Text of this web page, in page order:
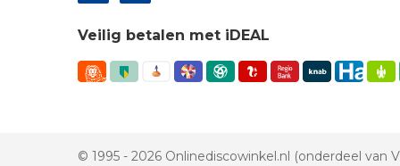
Veilig betalen met iDEAL
© 1995 - 2026 Onlinediscowinkel.nl (onderdeel van